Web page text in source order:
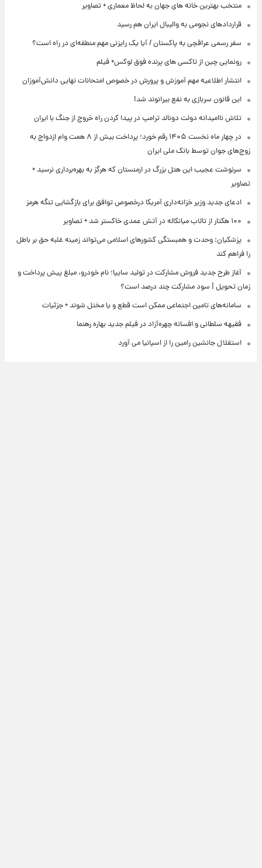
منتخب بهترین خانه های جهان به لحاظ معماری + تصاویر
قراردادهای نجومی به والیبال ایران هم رسید
سفر رسمی عراقچی به پاکستان / آیا یک رایزنی مهم منطقه‌ای در راه است؟
رونمایی چین از تاکسی های پرنده فوق لوکس+ فیلم
انتشار اطلاعیه مهم آموزش و پرورش در خصوص امتحانات نهایی دانش‌آموزان
این قانون سربازی به نفع بیرانوند شد!
تلاش ناامیدانه‌ دولت دونالد ترامپ در پیدا کردن راه خروج از جنگ با ایران
در چهار ماه نخست ۱۴۰۵ رقم خورد؛ پرداخت بیش از ۸ همت وام ازدواج به
زوج‌های جوان توسط بانک ملی ایران
سرنوشت عجیب این هتل بزرگ در ارمنستان که هرگز به بهره‌برداری نرسید +
تصاویر
ادعای جدید وزیر خزانه‌داری آمریکا درخصوص توافق برای بازگشایی تنگه هرمز
۱۰۰ هکتار از تالاب میانکاله در آتش عمدی خاکستر شد + تصاویر
پزشکیان: وحدت و همبستگی کشورهای اسلامی می‌تواند زمینه غلبه حق بر باطل
را فراهم کند
آغاز طرح جدید فروش مشارکت در تولید سایپا؛ نام خودرو، مبلغ پیش پرداخت و
زمان تحویل | سود مشارکت چند درصد است؟
سامانه‌های تامین اجتماعی ممکن است قطع و یا مختل شوند + جزئیات
فقیهه سلطانی و افسانه چهره‌آزاد در فیلم جدید بهاره رهنما
استقلال جانشین رامین را از اسپانیا می آورد